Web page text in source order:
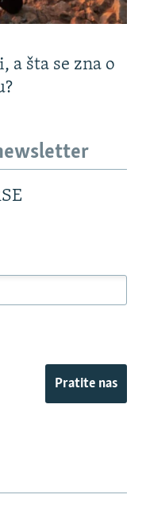
a šta se zna o
Pratite nas